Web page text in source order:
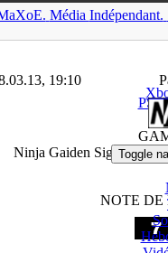
Média Indépendant.
Toggle
▲
19:10
PS
Ninja Gaiden Sigma Plus
NOTE DE